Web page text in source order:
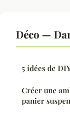
Déco —
5 idées de
Créer une
panier